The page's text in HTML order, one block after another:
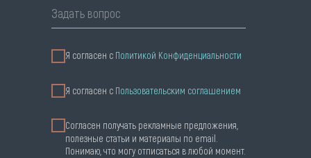
Задать вопрос
Я согласен с Политикой Конфиденциальности
Я cогласен с Пользовательским соглашением
Согласен получать рекламные предложения,
полезные статьи и материалы по email.
Понимаю, что могу отписаться в любой момент.